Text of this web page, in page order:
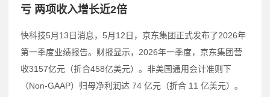
亏 两项收入增长近2倍
快科技5月13日消息，5月12日，京东集团正式发布了2026年
第一季度业绩报告。财报显示，2026年一季度，京东集团营
收3157亿元（折合458亿美元）。非美国通用会计准则下
（Non-GAAP）归母净利润达 74 亿元（折合 11 亿美元）。